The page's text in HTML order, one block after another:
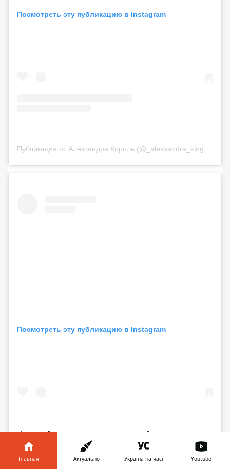
Посмотреть эту публикацию в Instagram
Публикация от Александра Король (@_aleksandra_king_)
Посмотреть эту публикацию в Instagram
Активный велодень в компании друзей
Публикация от Костя Комаров (@kreat1v) 17 Май 2020 в 12:35 PDT
Главная Актуально Україна на часі Youtube